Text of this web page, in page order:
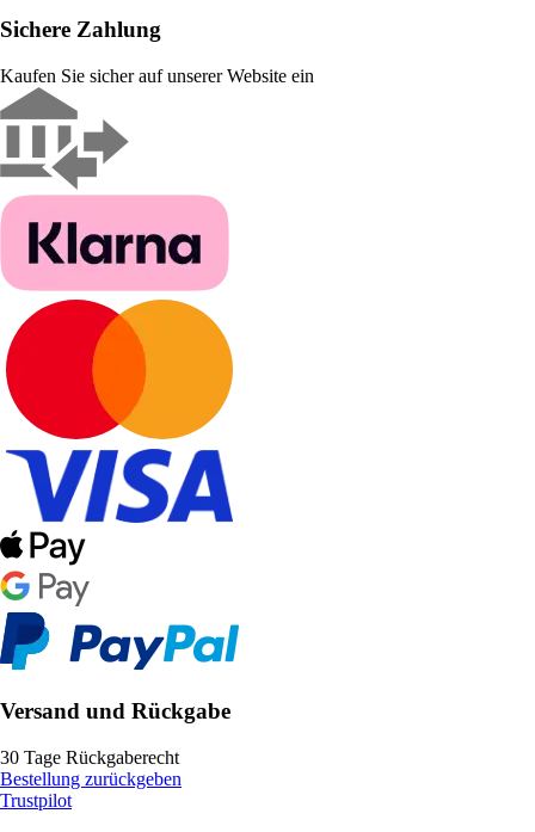
Sichere Zahlung
Kaufen Sie sicher auf unserer Website ein
Versand und Rückgabe
30 Tage Rückgaberecht
Bestellung zurückgeben
Trustpilot